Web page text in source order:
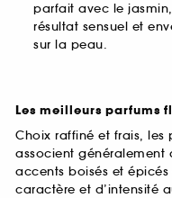
parfait avec le
résultat sensuel et
sur la peau.
Les meilleurs parfums
Choix raffiné et frais, les
associent généralement
accents boisés et
caractère et d’intensité